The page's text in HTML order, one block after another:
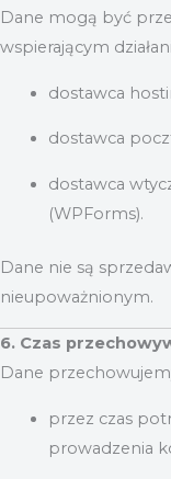
Dane mogą być
wspierającym
dostawca
dostawca
dostawca
(WPForms).
Dane nie są
nieupoważnionym.
6. Czas
Dane
przez czas
prowadzenia